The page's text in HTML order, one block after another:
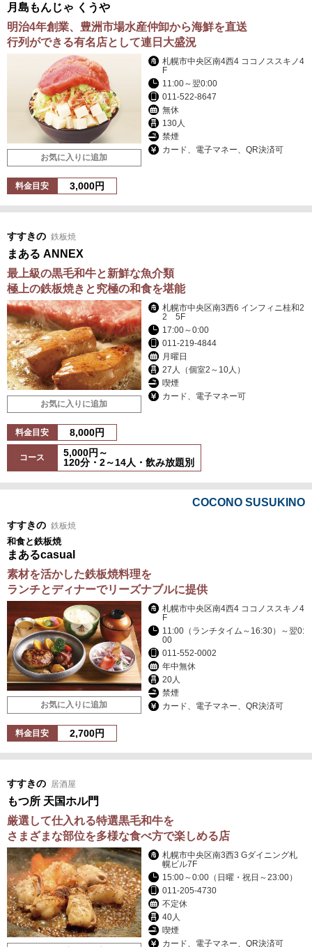
月島もんじゃ くうや
明治4年創業、豊洲市場水産仲卸から海鮮を直送
行列ができる有名店として連日大盛況
お気に入りに追加
札幌市中央区南4西4 ココノススキノ4
F
11:00～翌0:00
011-522-8647
無休
130人
禁煙
カード、電子マネー、QR決済可
料金目安 3,000円
すすきの 鉄板焼
まある ANNEX
最上級の黒毛和牛と新鮮な魚介類
極上の鉄板焼きと究極の和食を堪能
お気に入りに追加
札幌市中央区南3西6 インフィニ桂和2
2 5F
17:00～0:00
011-219-4844
月曜日
27人（個室2～10人）
喫煙
カード、電子マネー可
料金目安 8,000円
コース
5,000円～
120分・2～14人・飲み放題別
COCONO SUSUKINO
すすきの 鉄板焼
和食と鉄板焼
まあるcasual
素材を活かした鉄板焼料理を
ランチとディナーでリーズナブルに提供
お気に入りに追加
札幌市中央区南4西4 ココノススキノ4
F
11:00（ランチタイム～16:30）～翌0:
00
011-552-0002
年中無休
20人
禁煙
カード、電子マネー、QR決済可
料金目安 2,700円
すすきの 居酒屋
もつ所 天国ホル門
厳選して仕入れる特選黒毛和牛を
さまざまな部位を多様な食べ方で楽しめる店
札幌市中央区南3西3 Gダイニング札
幌ビル7F
15:00～0:00（日曜・祝日～23:00）
011-205-4730
不定休
40人
喫煙
カード、電子マネー、QR決済可